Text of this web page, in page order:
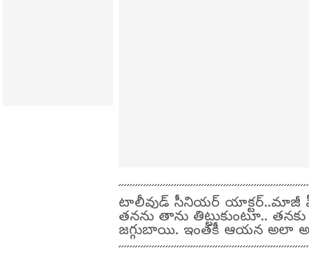
టాలీవుడ్ సీనియర్‌ యాక్టర్..మాజీ
తనను తాను తిట్టుకుంటూ..
జగ్గుబాయి. ఇంతకీ ఆయన అలా